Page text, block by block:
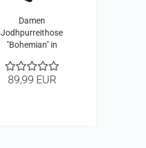
Damen
Jodhpurreithose
"Bohemian" in
89,99 EUR